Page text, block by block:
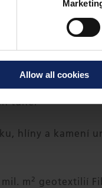
Allow all cookies
Velký
Great Belt o
tunel
hlíny a kamení
m2 geotextilií